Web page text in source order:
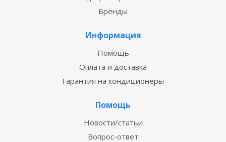
Бренды
Информация
Помощь
Оплата и доставка
Гарантия на кондиционеры
Помощь
Новости/статьи
Вопрос-ответ